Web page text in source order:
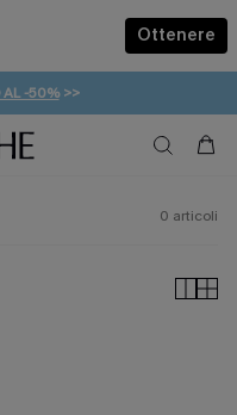
Ottenere
| ACQUISTA
AL -50%>>
DA 49€
DI SCONTO*
0 articoli